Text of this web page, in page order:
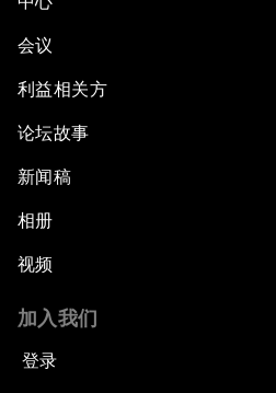
会议
利益相关方
论坛故事
新闻稿
相册
视频
加入我们
登录